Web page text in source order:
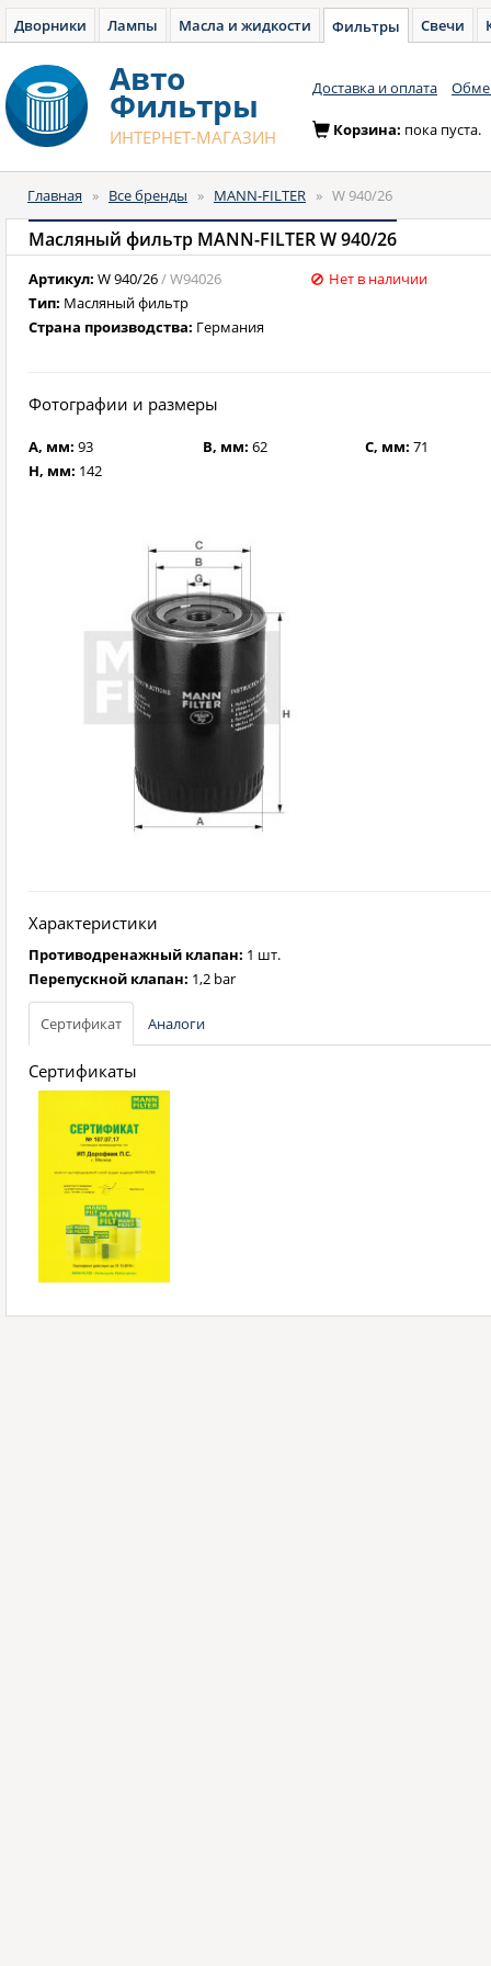
Дворники Лампы Масла и жидкости Фильтры Свечи
Авто
Фильтры
ИНТЕРНЕТ-МАГАЗИН
Доставка и оплата
Корзина: пока пуста.
Главная » Все бренды » MANN-FILTER » W 940/26
Масляный фильтр MANN-FILTER W 940/26
Артикул: W 940/26/ W94026
Тип: Масляный фильтр
Страна производства: Германия
Нет в наличии
Фотографии и размеры
A, мм: 93 B, мм: 62 C, мм:71
H, мм: 142
Характеристики
Противодренажный клапан: 1 шт.
Перепускной клапан: 1,2 bar
Сертификат Аналоги
Сертификаты